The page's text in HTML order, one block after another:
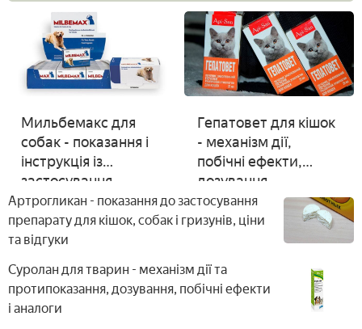
Мильбемакс для
собак - показання і
інструкція із
застосування,
протипоказання і
аналоги
Гепатовет для кішок
- механізм дії,
побічні ефекти,
дозування,
протипоказання і
аналоги
Артрогликан - показання до застосування
препарату для кішок, собак і гризунів, ціни
та відгуки
Суролан для тварин - механізм дії та
протипоказання, дозування, побічні ефекти
і аналоги